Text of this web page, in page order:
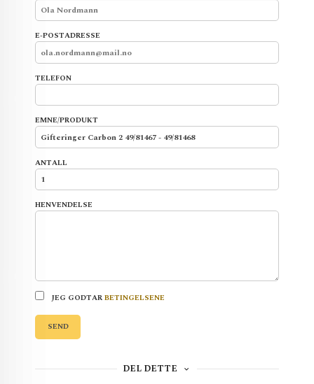
E-POSTADRESSE
TELEFON
EMNE/PRODUKT
ANTALL
HENVENDELSE
JEG GODTARBETINGELSENE
SEND
DEL DETTE